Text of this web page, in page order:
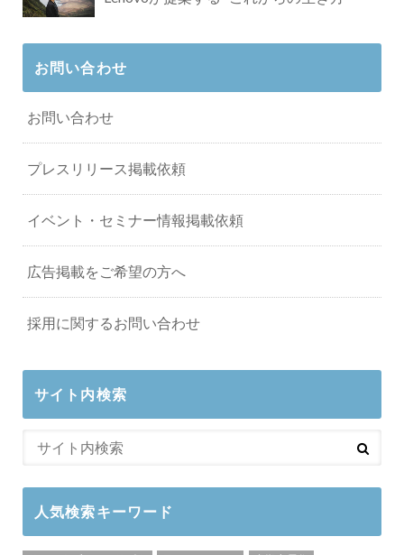
お問い合わせ
お問い合わせ
プレスリリース掲載依頼
イベント・セミナー情報掲載依頼
広告掲載をご希望の方へ
採用に関するお問い合わせ
サイト内検索
人気検索キーワード